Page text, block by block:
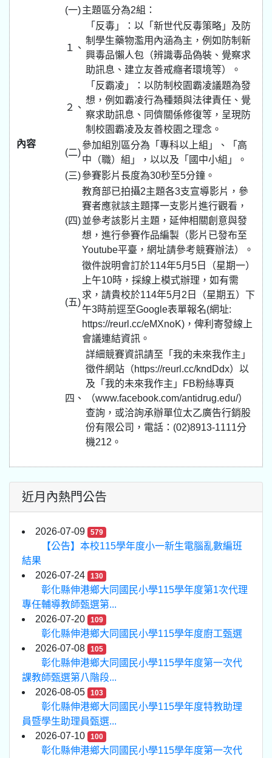
內容
(一)主題區分為2組：
１、
「反毒」：以「新世代反毒策略」及防
制學生藥物濫用內涵為主，例如防制新
興毒品懶人包（辨識毒品偽裝、覺察求
助訊息、建立友善戒癮者環境等）。
２、
「反霸凌」：以防制校園霸凌議題為發
想，例如霸凌行為種類與法律責任、覺
察求助訊息、同儕關係修復等，呈現防
制校園霸凌及友善校園之理念。
(二)
參加組別區分為「專科以上組」、「高
中（職）組」，以以及「國中小組」。
(三)參賽影片長度為30秒至5分鐘。
(四)
教育部已拍攝2主題各3支宣導影片，參
賽者應就該主題擇一支影片進行觀看，
並參考該影片主題，延伸相關創意與發
想，進行參賽作品編製（影片已發布至
Youtube平臺，網址請參考競賽辦法）。
(五)
徵件說明會訂於114年5月5日（星期一）
上午10時，採線上模式辦理，如有需
求，請貴校於114年5月2日（星期五）下
午3時前逕至Google表單報名(網址:
https://reurl.cc/eMXnoK)，俾利寄發線上
會議連結資訊。
四、
詳細競賽資訊請至「我的未來我作主」
徵件網站（https://reurl.cc/kndDdx）以
及「我的未來我作主」FB粉絲專頁
（www.facebook.com/antidrug.edu/）
查詢，或洽詢承辦單位太乙廣告行銷股
份有限公司，電話：(02)8913-1111分
機212。
近月內熱門公告
2026-07-09 579
【公告】本校115學年度小一新生電腦亂數編班
結果
2026-07-24
130
彰化縣伸港鄉大同國民小學115學年度第1次代理
專任輔導教師甄選第...
2026-07-20
109
彰化縣伸港鄉大同國民小學115學年度廚工甄選
2026-07-08
105
彰化縣伸港鄉大同國民小學115學年度第一次代
課教師甄選第八階段...
2026-08-05
103
彰化縣伸港鄉大同國民小學115學年度特教助理
員暨學生助理員甄選...
2026-07-10
100
彰化縣伸港鄉大同國民小學115學年度第一次代